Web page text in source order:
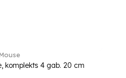
komplekts 4 gab. 20 cm